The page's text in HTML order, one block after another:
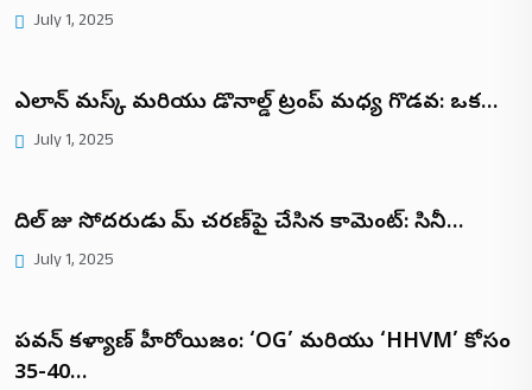
July 1, 2025
ఎలాన్ మస్క్ మరియు డొనాల్డ్ ట్రంప్ మధ్య గొడవ: ఒక…
July 1, 2025
దిల్ రాజు సోదరుడు రామ్ చరణ్‌పై చేసిన కామెంట్: సినీ…
July 1, 2025
పవన్ కళ్యాణ్ హీరోయిజం: ‘OG’ మరియు ‘HHVM’ కోసం
35-40…